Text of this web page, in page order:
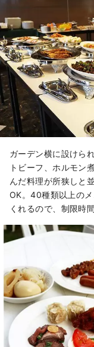
ガーデン横に設けら
トビーフ、ホルモン
んだ料理が所狭しと
OK。40種類以上の
くれるので、制限時